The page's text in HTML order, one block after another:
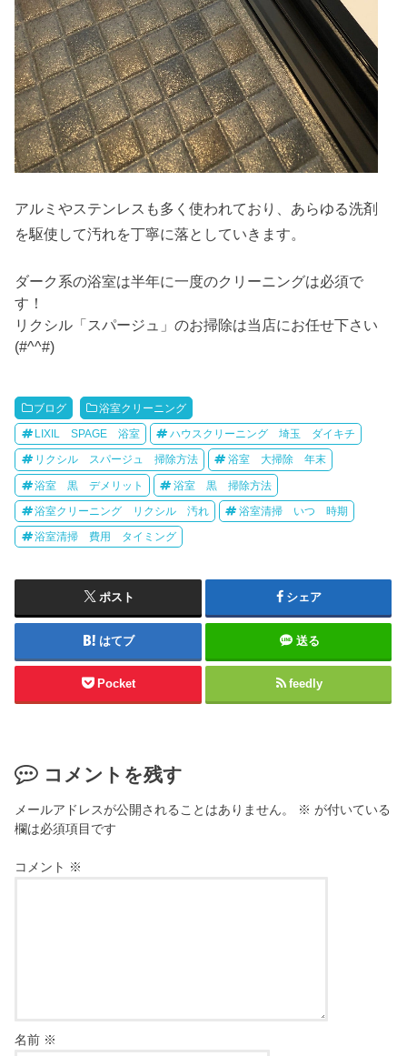
アルミやステンレスも多く使われており、あらゆる洗剤
を駆使して汚れを丁寧に落としていきます。
ダーク系の浴室は半年に一度のクリーニングは必須で
す！
リクシル「スパージュ」のお掃除は当店にお任せ下さい
(#^^#)
ブログ 浴室クリーニング
LIXIL SPAGE 浴室 ハウスクリーニング 埼玉 ダイキチ
リクシル スパージュ 掃除方法 浴室 大掃除 年末
浴室 黒 デメリット 浴室 黒 掃除方法
浴室クリーニング リクシル 汚れ 浴室清掃 いつ 時期
浴室清掃 費用 タイミング
ポスト シェア
はてブ 送る
Pocket feedly
コメントを残す
メールアドレスが公開されることはありません。 ※ が付いている
欄は必須項目です
コメント ※
名前 ※